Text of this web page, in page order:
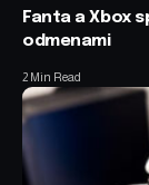
Fanta a Xbox
odmenami
2 Min Read